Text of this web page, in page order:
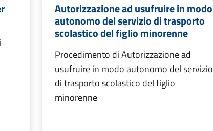
Autorizzazione ad usufruire in modo
autonomo del servizio di trasporto
scolastico del figlio minorenne
Procedimento di Autorizzazione ad
usufruire in modo autonomo del servizio
di trasporto scolastico del figlio
minorenne